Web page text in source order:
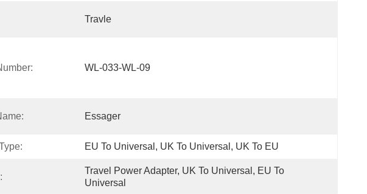
Travle
WL-033-WL-09
Essager
EU To Universal, UK To Universal, UK To EU
Travel Power Adapter, UK To Universal, EU To
Universal